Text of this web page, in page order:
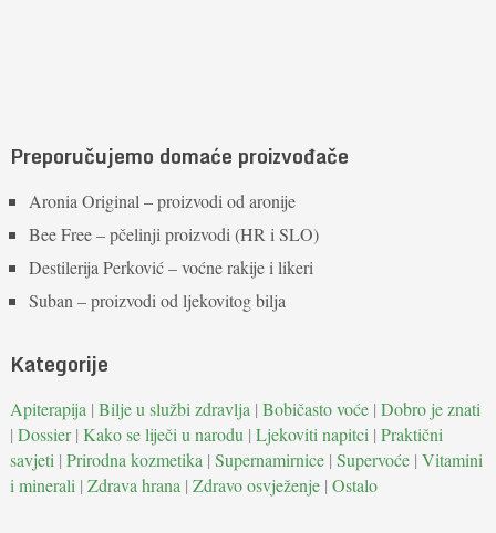
Preporučujemo domaće proizvođače
Aronia Original – proizvodi od aronije
Bee Free – pčelinji proizvodi (HR i SLO)
Destilerija Perković – voćne rakije i likeri
Suban – proizvodi od ljekovitog bilja
Kategorije
Apiterapija | Bilje u službi zdravlja | Bobičasto voće| Dobro je znati
| Dossier| Kako se liječi u narodu | Ljekoviti napitci | Praktični
savjeti | Prirodna kozmetika | Supernamirnice| Supervoće| Vitamini
i minerali | Zdrava hrana | Zdravo osvježenje| Ostalo